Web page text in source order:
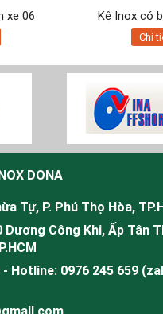
xe 06 Kệ Inox có
Chi
DONA
Tự, P. Phú Thọ Hòa,
Dương Công Khi, Ấp Tân
- Hotline: 0976 245 659